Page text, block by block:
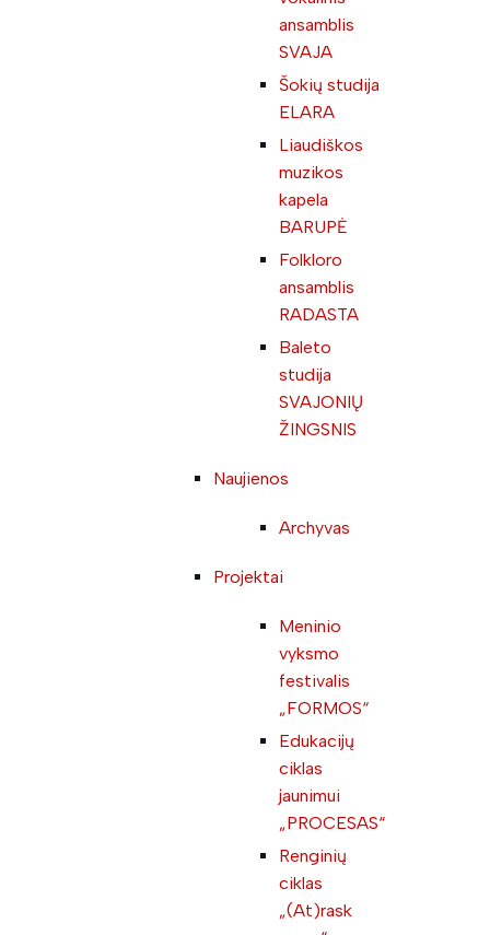
ansamblis
SVAJA
Šokių studija
ELARA
Liaudiškos
muzikos
kapela
BARUPĖ
Folkloro
ansamblis
RADASTA
Baleto
studija
SVAJONIŲ
ŽINGSNIS
Naujienos
Archyvas
Projektai
Meninio
vyksmo
festivalis
„FORMOS“
Edukacijų
ciklas
jaunimui
„PROCESAS“
Renginių
ciklas
„(At)rask